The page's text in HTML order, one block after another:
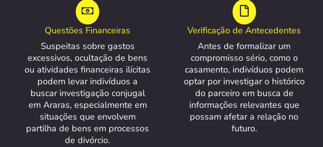
Questões Financeiras
Suspeitas sobre gastos
excessivos, ocultação de bens
ou atividades financeiras ilícitas
podem levar indivíduos a
buscar investigação conjugal
em Araras, especialmente em
situações que envolvem
partilha de bens em processos
de divórcio.
Verificação de Antecedentes
Antes de formalizar um
compromisso sério, como o
casamento, indivíduos podem
optar por investigar o histórico
do parceiro em busca de
informações relevantes que
possam afetar a relação no
futuro.